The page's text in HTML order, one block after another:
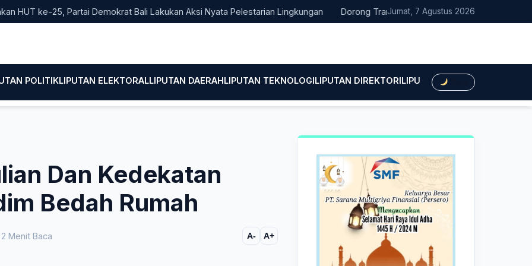
ke-25, Partai Demokrat Bali Lakukan Aksi Nyata Pelestarian Lingkungan Dorong Transisi Energi di NTT, PLN UPK Timor dan
Jumat, 7 Agustus 2026
POLITIKLIPUTAN ELEKTORALLIPUTAN DAERAHLIPUTAN TEKNOLOGILIPUTAN DIREKTORILIPUTAN HUKUMLIPUTAN
Dan Kedekatan
Bedah Rumah
2 Menit Baca A- A+